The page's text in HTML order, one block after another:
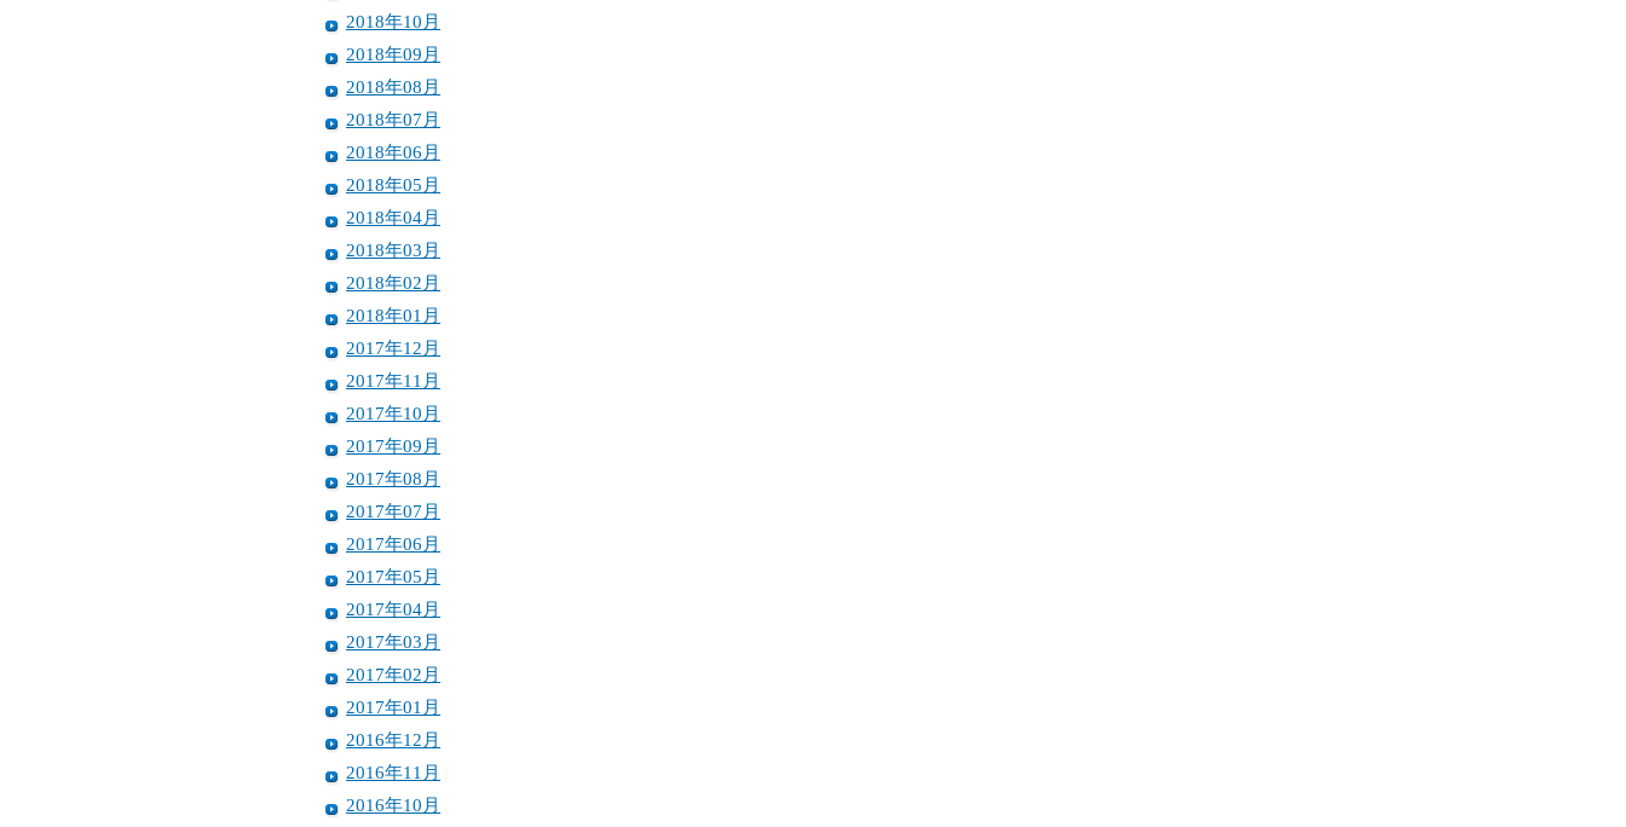
2018年10月
2018年09月
2018年08月
2018年07月
2018年06月
2018年05月
2018年04月
2018年03月
2018年02月
2018年01月
2017年12月
2017年11月
2017年10月
2017年09月
2017年08月
2017年07月
2017年06月
2017年05月
2017年04月
2017年03月
2017年02月
2017年01月
2016年12月
2016年11月
2016年10月